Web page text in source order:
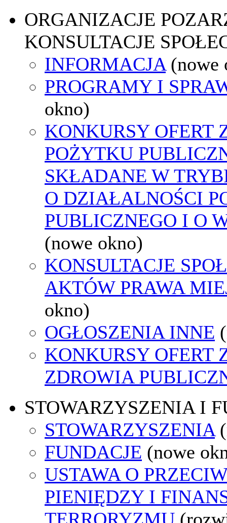
ORGANIZACJE
KONSULTACJE
INFORMACJA (nowe
PROGRAMY I
okno)
KONKURSY OFERT
POŻYTKU
SKŁADANE W
O DZIAŁALNOŚCI
PUBLICZNEGO I O
(nowe okno)
KONSULTACJE
AKTÓW PRAWA
okno)
OGŁOSZENIA INNE
KONKURSY OFERT
ZDROWIA
STOWARZYSZENIA I
STOWARZYSZENIA
FUNDACJE (nowe
USTAWA O
PIENIĘDZY I